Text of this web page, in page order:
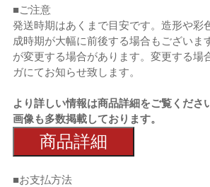
■ご注意
発送時期はあくまで目安です。造形や彩
成時期が大幅に前後する場合もございま
が変更する場合があります。変更する場
ガにてお知らせ致します。
より詳しい情報は商品詳細をご覧くださ
画像も多数掲載しております。
商品詳細
■お支払方法